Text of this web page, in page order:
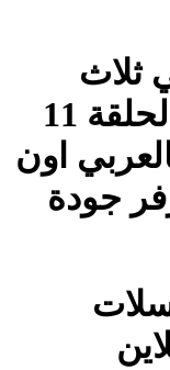
ثلاث
اخوات الموسم الاول الحلقة 11
اون
جودة